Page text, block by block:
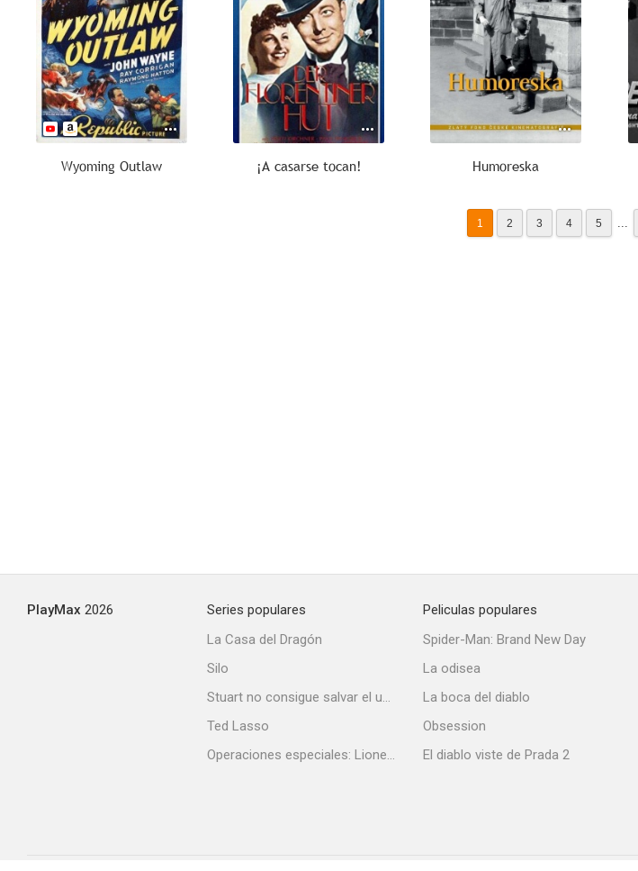
Wyoming Outlaw ¡A casarse tocan! Humoreska
1 2 3 4 5 ...
PlayMax 2026
Series populares
La Casa del Dragón
Silo
Stuart no consigue salvar el universo
Ted Lasso
Operaciones especiales: Lioness
Peliculas populares
Spider-Man: Brand New Day
La odisea
La boca del diablo
Obsession
El diablo viste de Prada 2